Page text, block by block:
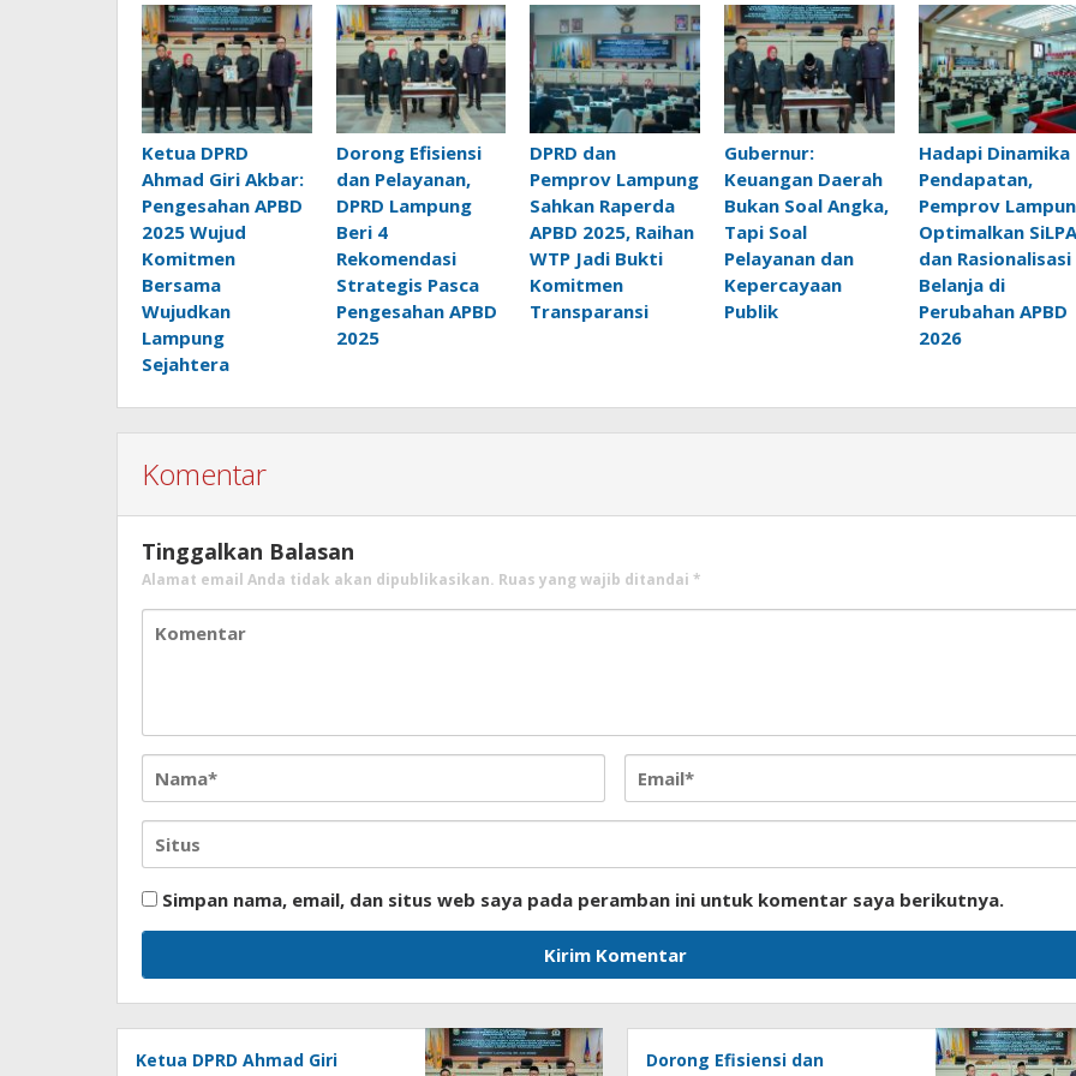
Ketua DPRD
Ahmad Giri Akbar:
Pengesahan APBD
2025 Wujud
Komitmen
Bersama
Wujudkan
Lampung
Sejahtera
Dorong Efisiensi
dan Pelayanan,
DPRD Lampung
Beri 4
Rekomendasi
Strategis Pasca
Pengesahan APBD
2025
DPRD dan
Pemprov Lampung
Sahkan Raperda
APBD 2025, Raihan
WTP Jadi Bukti
Komitmen
Transparansi
Gubernur:
Keuangan Daerah
Bukan Soal Angka,
Tapi Soal
Pelayanan dan
Kepercayaan
Publik
Hadapi Dinamika
Pendapatan,
Pemprov
Optimalkan SiLPA
dan Rasionalisasi
Belanja di
Perubahan APBD
2026
Komentar
Tinggalkan Balasan
Alamat email Anda tidak akan dipublikasikan. Ruas yang wajib ditandai *
Simpan nama, email, dan situs web saya pada peramban ini untuk komentar saya berikutnya.
Ketua DPRD Ahmad Giri
Dorong Efisiensi dan